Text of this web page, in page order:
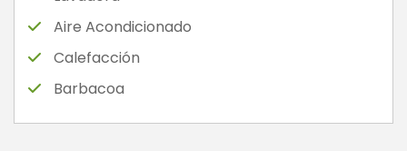
Aire Acondicionado
Calefacción
Barbacoa